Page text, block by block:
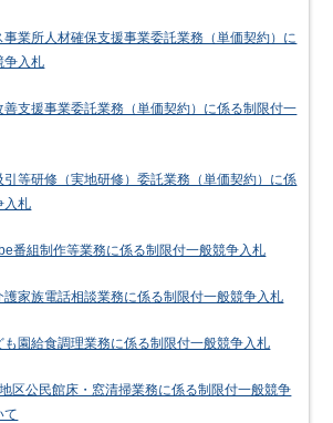
業所人材確保支援事業委託業務（単価契約）に
争入札
善支援事業委託業務（単価契約）に係る制限付一
引等研修（実地研修）委託業務（単価契約）に係
入札
番組制作等業務に係る制限付一般競争入札
護家族電話相談業務に係る制限付一般競争入札
も園給食調理業務に係る制限付一般競争入札
区公民館床・窓清掃業務に係る制限付一般競争
て